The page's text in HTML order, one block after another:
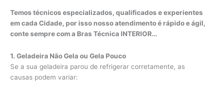
Temos técnicos especializados, qualificados e experientes
em cada Cidade, por isso nosso atendimento é rápido e ágil,
conte sempre com a Bras Técnica INTERIOR…
1. Geladeira Não Gela ou Gela Pouco
Se a sua geladeira parou de refrigerar corretamente, as
causas podem variar: